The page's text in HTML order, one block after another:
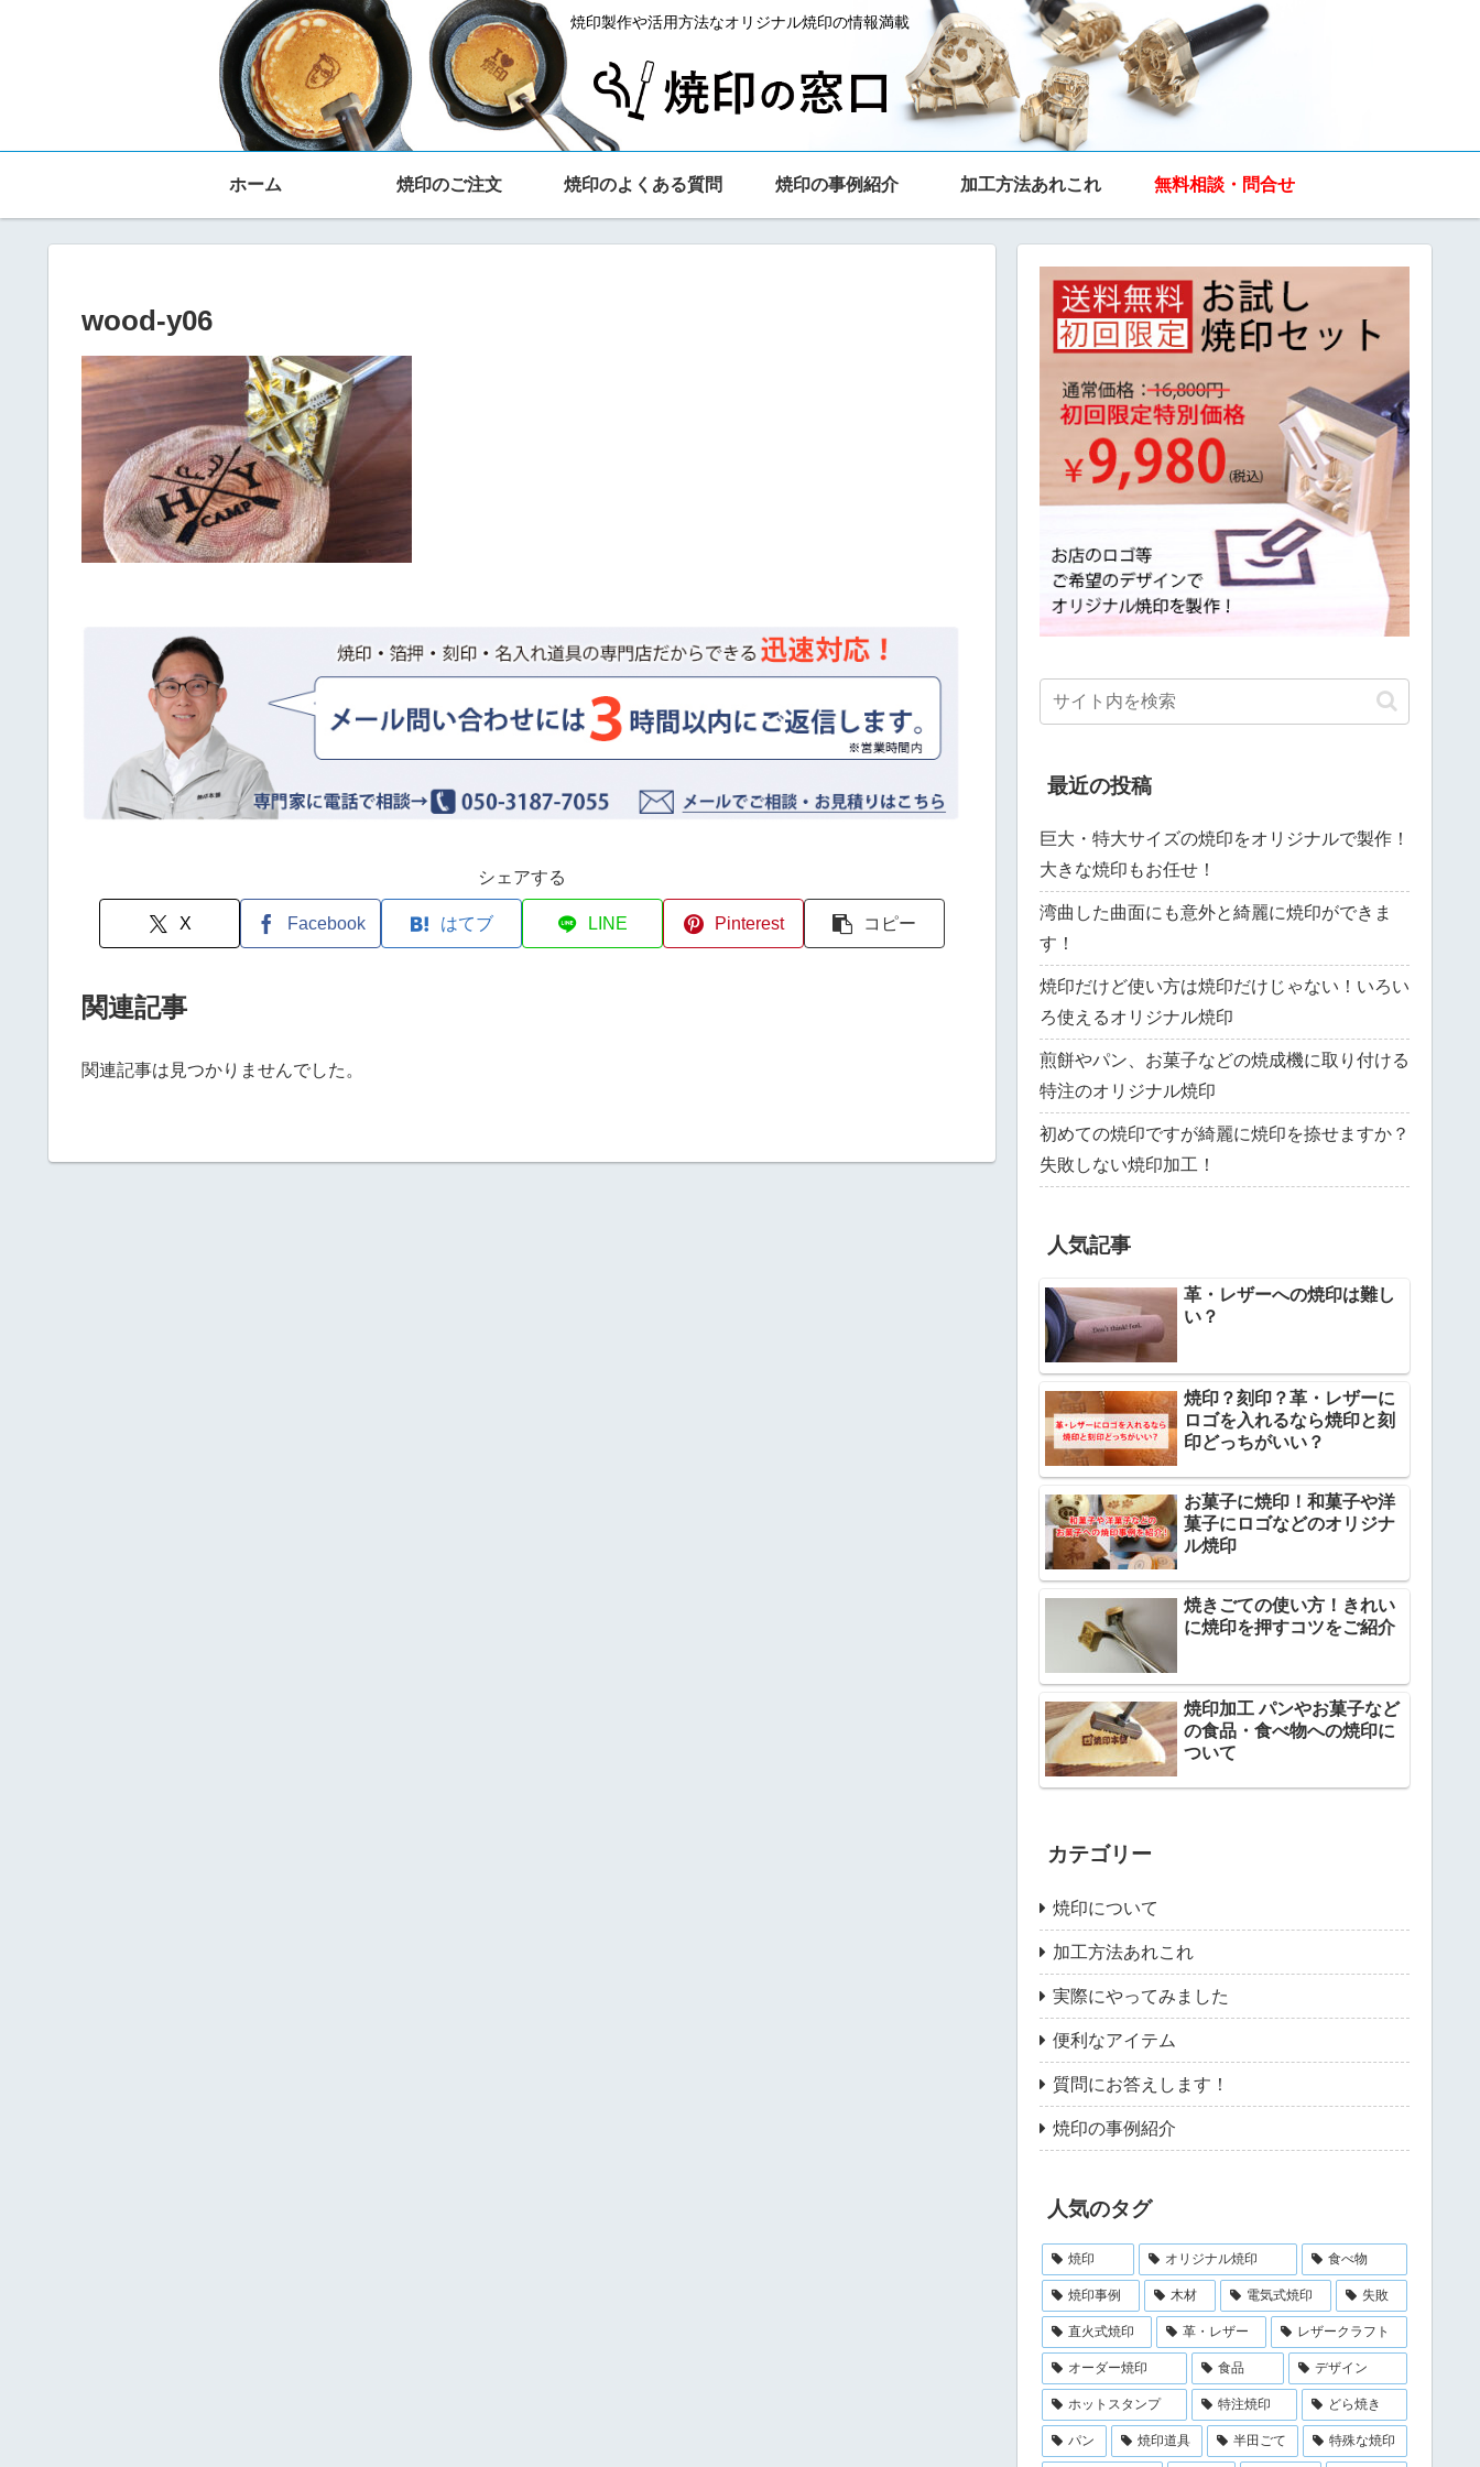
焼印製作や活用方法なオリジナル焼印の情報満載
ホーム 焼印のご注文 焼印のよくある質問 焼印の事例紹介 加工方法あれこれ 無料相談・問合せ
wood-y06
シェアする
X Facebook はてブ LINE Pinterest コピー
関連記事
関連記事は見つかりませんでした。
最近の投稿
巨大・特大サイズの焼印をオリジナルで製作！
大きな焼印もお任せ！
湾曲した曲面にも意外と綺麗に焼印ができま
す！
焼印だけど使い方は焼印だけじゃない！いろい
ろ使えるオリジナル焼印
煎餅やパン、お菓子などの焼成機に取り付ける
特注のオリジナル焼印
初めての焼印ですが綺麗に焼印を捺せますか？
失敗しない焼印加工！
人気記事
革・レザーへの焼印は難し
い？
焼印？刻印？革・レザーに
ロゴを入れるなら焼印と刻
印どっちがいい？
お菓子に焼印！和菓子や洋
菓子にロゴなどのオリジナ
ル焼印
焼きごての使い方！きれい
に焼印を押すコツをご紹介
焼印加工 パンやお菓子など
の食品・食べ物への焼印に
ついて
カテゴリー
焼印について
加工方法あれこれ
実際にやってみました
便利なアイテム
質問にお答えします！
焼印の事例紹介
人気のタグ
焼印 オリジナル焼印 食べ物
焼印事例 木材 電気式焼印 失敗
直火式焼印 革・レザー レザークラフト
オーダー焼印 食品 デザイン
ホットスタンプ 特注焼印 どら焼き
パン 焼印道具 半田ごて 特殊な焼印